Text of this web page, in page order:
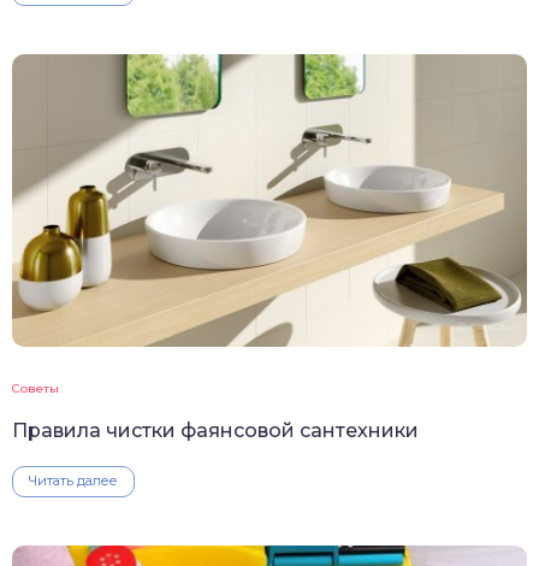
Советы
Правила чистки фаянсовой сантехники
Читать далее